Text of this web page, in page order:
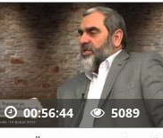
00:56:44 5089